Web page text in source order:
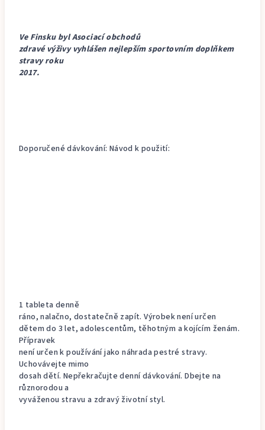
Ve Finsku byl Asociací obchodů
zdravé výživy vyhlášen nejlepším sportovním doplňkem
stravy roku
2017.
Doporučené dávkování: Návod k použití:
1 tableta denně
ráno, nalačno, dostatečně zapít. Výrobek není určen
dětem do 3 let, adolescentům, těhotným a kojícím ženám.
Přípravek
není určen k používání jako náhrada pestré stravy.
Uchovávejte mimo
dosah dětí. Nepřekračujte denní dávkování. Dbejte na
různorodou a
vyváženou stravu a zdravý životní styl.